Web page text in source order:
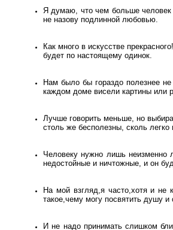
Я думаю, что чем больше человек
не назову подлинной любовью.
Как много в искусстве
будет по настоящему одинок.
Нам было бы гораздо полезнее не
каждом доме висели картины или
Лучше говорить меньше, но
столь же бесполезны, сколь легко
Человеку нужно лишь неизменно
недостойные и ничтожные, и он
На мой взгляд,я часто,хотя и не
такое,чему могу посвятить душу
И не надо принимать слишком